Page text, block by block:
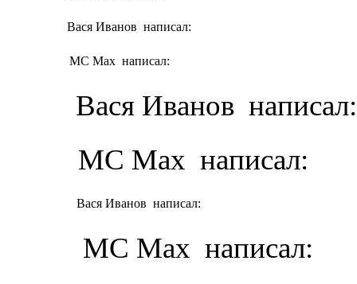
Вася Иванов написал:
MC Max написал:
Вася Иванов написал:
MC Max написал:
Вася Иванов написал:
MC Max написал: